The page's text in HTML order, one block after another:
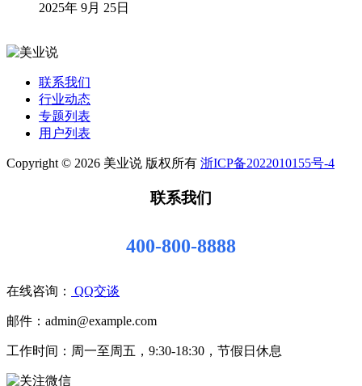
2025年 9月 25日
联系我们
行业动态
专题列表
用户列表
Copyright © 2026 美业说 版权所有 浙ICP备2022010155号-4
联系我们
400-800-8888
在线咨询： QQ交谈
邮件：admin@example.com
工作时间：周一至周五，9:30-18:30，节假日休息